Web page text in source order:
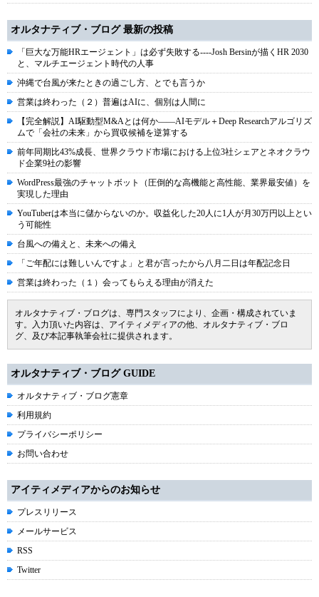
オルタナティブ・ブログ 最新の投稿
「巨大な万能HRエージェント」は必ず失敗する----Josh Bersinが描くHR 2030
と、マルチエージェント時代の人事
沖縄で台風が来たときの過ごし方、とでも言うか
営業は終わった（２）普遍はAIに、個別は人間に
【完全解説】AI駆動型M&Aとは何か――AIモデル＋Deep Researchアルゴリズ
ムで「会社の未来」から買収候補を逆算する
前年同期比43%成長、世界クラウド市場における上位3社シェアとネオクラウ
ド企業9社の影響
WordPress最強のチャットボット（圧倒的な高機能と高性能、業界最安値）を
実現した理由
YouTuberは本当に儲からないのか。収益化した20人に1人が月30万円以上とい
う可能性
台風への備えと、未来への備え
「ご年配には難しいんですよ」と君が言ったから八月二日は年配記念日
営業は終わった（１）会ってもらえる理由が消えた
オルタナティブ・ブログは、専門スタッフにより、企画・構成されていま
す。入力頂いた内容は、アイティメディアの他、オルタナティブ・ブロ
グ、及び本記事執筆会社に提供されます。
オルタナティブ・ブログ GUIDE
オルタナティブ・ブログ憲章
利用規約
プライバシーポリシー
お問い合わせ
アイティメディアからのお知らせ
プレスリリース
メールサービス
RSS
Twitter